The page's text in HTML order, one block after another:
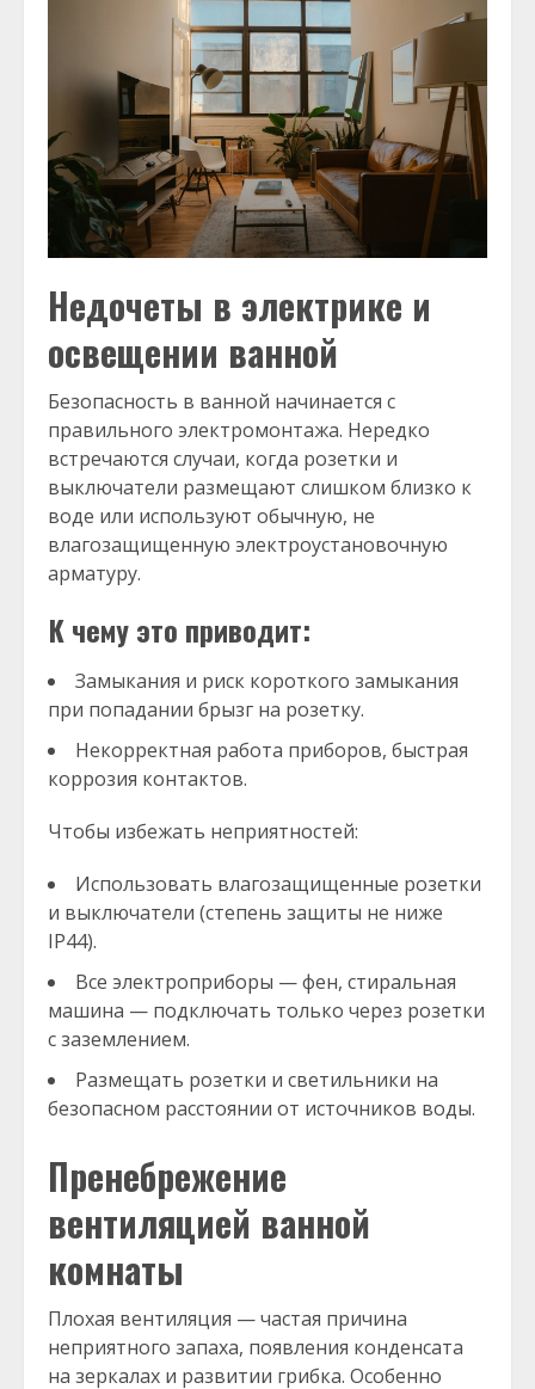
Недочеты в электрике и
освещении ванной
Безопасность в ванной начинается с
правильного электромонтажа. Нередко
встречаются случаи, когда розетки и
выключатели размещают слишком близко к
воде или используют обычную, не
влагозащищенную электроустановочную
арматуру.
К чему это приводит:
Замыкания и риск короткого замыкания
при попадании брызг на розетку.
Некорректная работа приборов, быстрая
коррозия контактов.
Чтобы избежать неприятностей:
Использовать влагозащищенные розетки
и выключатели (степень защиты не ниже
IP44).
Все электроприборы — фен, стиральная
машина — подключать только через розетки
с заземлением.
Размещать розетки и светильники на
безопасном расстоянии от источников воды.
Пренебрежение
вентиляцией ванной
комнаты
Плохая вентиляция — частая причина
неприятного запаха, появления конденсата
на зеркалах и развитии грибка. Особенно